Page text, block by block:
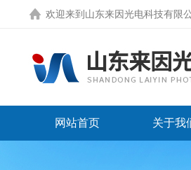
欢迎来到 山东来因光电科技有限
网站首页 关于我